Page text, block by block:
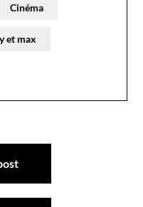
Cinéma
et max